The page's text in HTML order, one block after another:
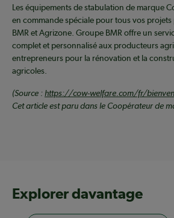
Les équipements de stabulation de marque
en commande spéciale pour tous vos
BMR et Agrizone. Groupe BMR offre un
complet et personnalisé aux producteurs
entrepreneurs pour la rénovation et la
agricoles.
(Source :https://cow-welfare.com/fr/
Cet article est paru dans le Coopérateur de
Explorer davantage